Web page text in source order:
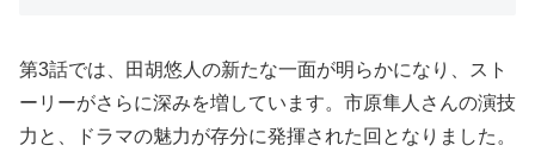
第3話では、田胡悠人の新たな一面が明らかになり、スト
ーリーがさらに深みを増しています。市原隼人さんの演技
力と、ドラマの魅力が存分に発揮された回となりました。